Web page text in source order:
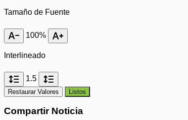
Tamaño de Fuente
text_decrease 100% text_increase
Interlineado
format_line_spacing 1.5 format_line_spacing
Restaurar Valores Listos
Compartir Noticia